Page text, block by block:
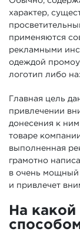
характер,
применяются
рекламными
одеждой
логотип либо
Главная цель
привлечении
донесения к
товаре
выполненная
грамотно
в очень мощный
и привлечет
На